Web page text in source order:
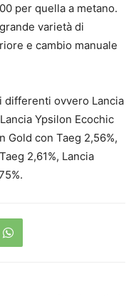
per quella a metano.
varietà di
e cambio manuale
differenti ovvero Lancia
Ypsilon Ecochic
Gold con Taeg 2,56%,
2,61%, Lancia